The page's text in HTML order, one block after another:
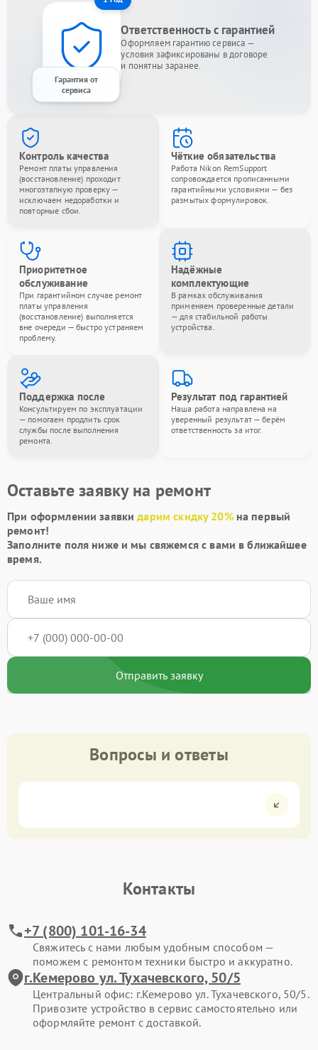
Гарантия от
сервиса
Ответственность с гарантией
Оформляем гарантию сервиса —
условия зафиксированы в договоре
и понятны заранее.
Контроль качества
Ремонт платы управления
(восстановление) проходит
многоэтапную проверку —
исключаем недоработки и
повторные сбои.
Чёткие обязательства
Работа Nikon RemSupport
сопровождается прописанными
гарантийными условиями — без
размытых формулировок.
Приоритетное
обслуживание
При гарантийном случае ремонт
платы управления
(восстановление) выполняется
вне очереди — быстро устраняем
проблему.
Надёжные
комплектующие
В рамках обслуживания
применяем проверенные детали
— для стабильной работы
устройства.
Поддержка после
Консультируем по эксплуатации
— помогаем продлить срок
службы после выполнения
ремонта.
Результат под гарантией
Наша работа направлена на
уверенный результат — берём
ответственность за итог.
Оставьте заявку на ремонт
При оформлении заявкидарим скидку 20%на первый
ремонт!
Заполните поля ниже и мы свяжемся с вами в ближайшее
время.
Отправить заявку
Вопросы и ответы
Контакты
+7 (800) 101-16-34
Свяжитесь с нами любым удобным способом —
поможем с ремонтом техники быстро и аккуратно.
г.Кемерово ул. Тухачевского, 50/5
Центральный офис: г.Кемерово ул. Тухачевского, 50/5.
Привозите устройство в сервис самостоятельно или
оформляйте ремонт с доставкой.